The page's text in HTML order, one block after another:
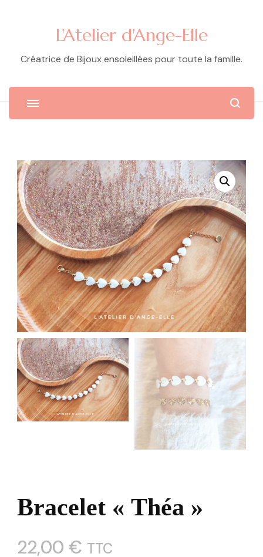
L'Atelier d'Ange-Elle
Créatrice de Bijoux ensoleillées pour toute la famille.
Bracelet « Théa »
22,00 € TTC